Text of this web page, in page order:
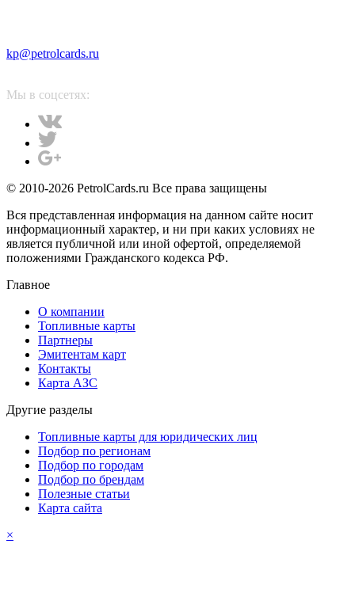
kp@petrolcards.ru
Мы в соцсетях:
© 2010-2026 PetrolCards.ru Все права защищены
Вся представленная информация на данном сайте носит
информационный характер, и ни при каких условиях не
является публичной или иной офертой, определяемой
положениями Гражданского кодекса РФ.
Главное
О компании
Топливные карты
Партнеры
Эмитентам карт
Контакты
Карта АЗС
Другие разделы
Топливные карты для юридических лиц
Подбор по регионам
Подбор по городам
Подбор по брендам
Полезные статьи
Карта сайта
×